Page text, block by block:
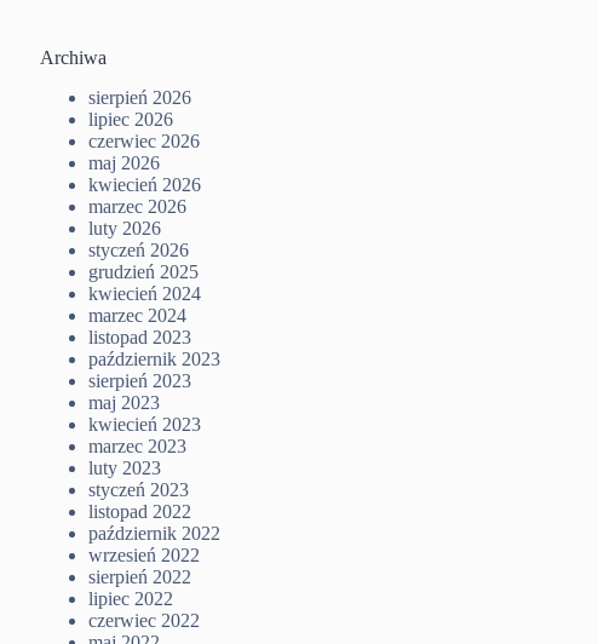
Archiwa
sierpień 2026
lipiec 2026
czerwiec 2026
maj 2026
kwiecień 2026
marzec 2026
luty 2026
styczeń 2026
grudzień 2025
kwiecień 2024
marzec 2024
listopad 2023
październik 2023
sierpień 2023
maj 2023
kwiecień 2023
marzec 2023
luty 2023
styczeń 2023
listopad 2022
październik 2022
wrzesień 2022
sierpień 2022
lipiec 2022
czerwiec 2022